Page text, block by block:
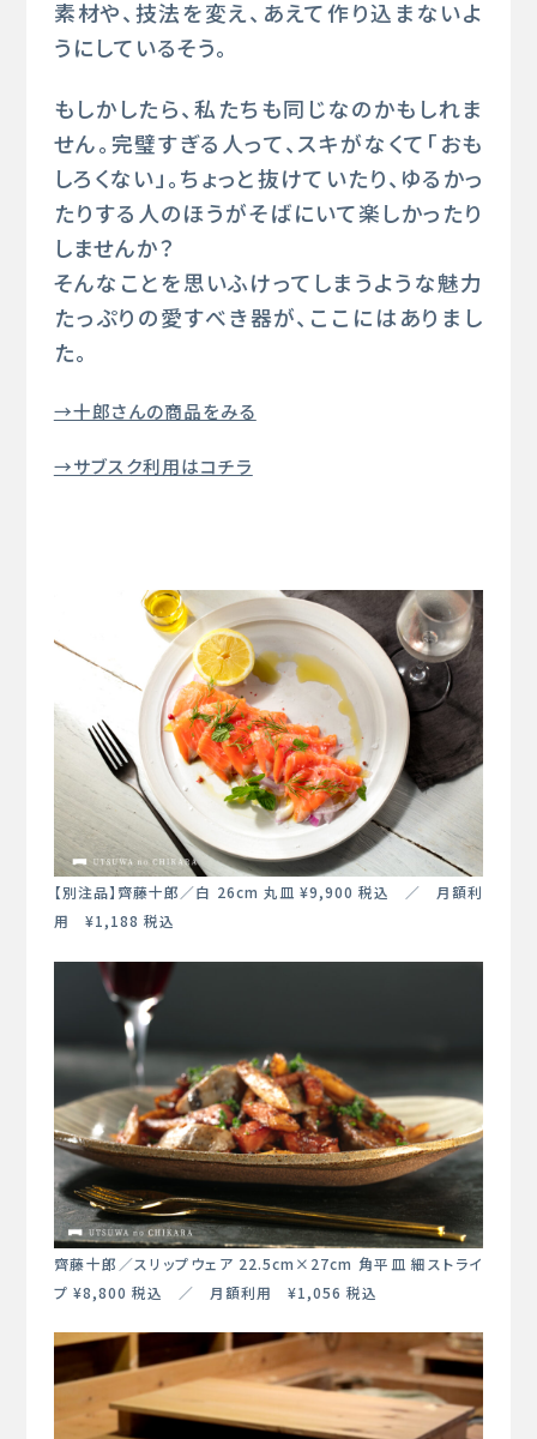
素材や、技法を変え、あえて作り込まないよ
うにしているそう。
もしかしたら、私たちも同じなのかもしれま
せん。完璧すぎる人って、スキがなくて「おも
しろくない」。ちょっと抜けていたり、ゆるかっ
たりする人のほうがそばにいて楽しかったり
しませんか？
そんなことを思いふけってしまうような魅力
たっぷりの愛すべき器が、ここにはありまし
た。
→十郎さんの商品をみる
→サブスク利用はコチラ
【別注品】齊藤十郎／白 26cm 丸皿 ¥9,900 税込 ／ 月額利
用 ¥1,188 税込
齊藤十郎／スリップウェア 22.5cm×27cm 角平皿 細ストライ
プ ¥8,800 税込 ／ 月額利用 ¥1,056 税込